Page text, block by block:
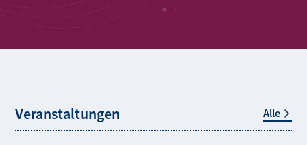
Veranstaltungen Alle